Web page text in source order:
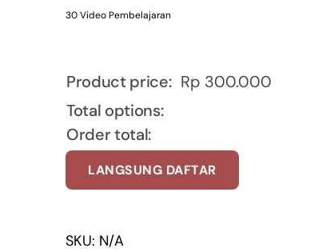
30 Video Pembelajaran
Product price: Rp 300.000
Total options:
Order total:
LANGSUNG DAFTAR
SKU: N/A